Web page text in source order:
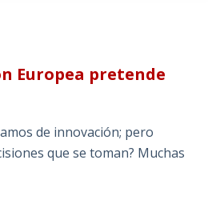
Europea pretende
de innovación; pero
que se toman? Muchas